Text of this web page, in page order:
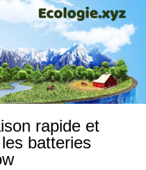
rapide et
batteries